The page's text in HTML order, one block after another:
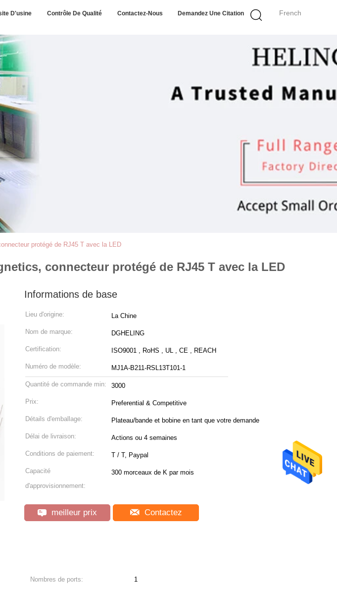
French
D'usine Contrôle De Qualité Contactez-Nous Demandez Une Citation
protégé de RJ45 T avec la LED
connecteur protégé de RJ45 T avec la LED
Informations de base
Lieu d'origine: La Chine
Nom de marque: DGHELING
Certification: ISO9001 , RoHS , UL , CE , REACH
Numéro de modèle: MJ1A-B211-RSL13T101-1
Quantité de commande min: 3000
Prix: Preferential & Competitive
Détails d'emballage: Plateau/bande et bobine en tant que votre demande
Délai de livraison: Actions ou 4 semaines
Conditions de paiement: T / T, Paypal
Capacité
d'approvisionnement:
300 morceaux de K par mois
meilleur prix Contactez
Nombres de ports:
1